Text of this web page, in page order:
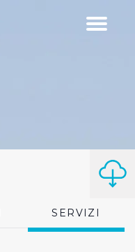
Toggle
SERVIZI